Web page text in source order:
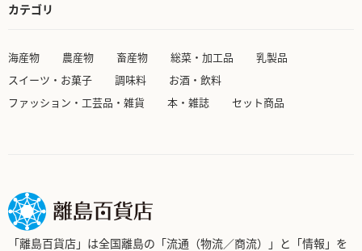
カテゴリ
海産物 農産物 畜産物 総菜・加工品
乳製品
スイーツ・お菓子
調味料
お酒・飲料
ファッション・工芸品・雑貨
本・雑誌 セット商品
「離島百貨店」は全国離島の「流通（物流／商流）」と「情報」を